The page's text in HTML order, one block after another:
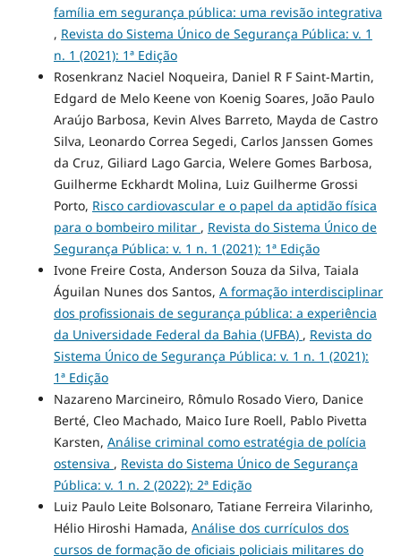
família em segurança pública: uma revisão integrativa
, Revista do Sistema Único de Segurança Pública: v. 1
n. 1 (2021): 1ª Edição
Rosenkranz Naciel Noqueira, Daniel R F Saint-Martin,
Edgard de Melo Keene von Koenig Soares, João Paulo
Araújo Barbosa, Kevin Alves Barreto, Mayda de Castro
Silva, Leonardo Correa Segedi, Carlos Janssen Gomes
da Cruz, Giliard Lago Garcia, Welere Gomes Barbosa,
Guilherme Eckhardt Molina, Luiz Guilherme Grossi
Porto, Risco cardiovascular e o papel da aptidão física
para o bombeiro militar , Revista do Sistema Único de
Segurança Pública: v. 1 n. 1 (2021): 1ª Edição
Ivone Freire Costa, Anderson Souza da Silva, Taiala
Águilan Nunes dos Santos, A formação interdisciplinar
dos profissionais de segurança pública: a experiência
da Universidade Federal da Bahia (UFBA) , Revista do
Sistema Único de Segurança Pública: v. 1 n. 1 (2021):
1ª Edição
Nazareno Marcineiro, Rômulo Rosado Viero, Danice
Berté, Cleo Machado, Maico Iure Roell, Pablo Pivetta
Karsten, Análise criminal como estratégia de polícia
ostensiva , Revista do Sistema Único de Segurança
Pública: v. 1 n. 2 (2022): 2ª Edição
Luiz Paulo Leite Bolsonaro, Tatiane Ferreira Vilarinho,
Hélio Hiroshi Hamada, Análise dos currículos dos
cursos de formação de oficiais policiais militares do